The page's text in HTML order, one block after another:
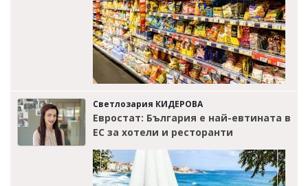
Светлозария КИДЕРОВА
Евростат: България е най-евтината в
ЕС за хотели и ресторанти